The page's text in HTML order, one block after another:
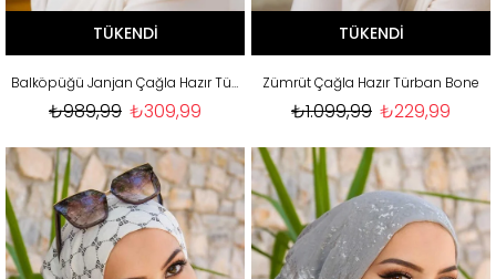
TÜKENDI
Balköpüğü Janjan Çağla Hazır Türban Bone
₺309,99
₺989,99
TÜKENDI
Zümrüt Çağla Hazır Türban Bone
₺229,99
₺1.099,99